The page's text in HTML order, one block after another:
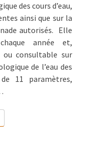
des cours d’eau,
ainsi que sur la
autorisés. Elle
année et,
ou consultable sur
de l’eau des
11 paramètres,
LA SUITE